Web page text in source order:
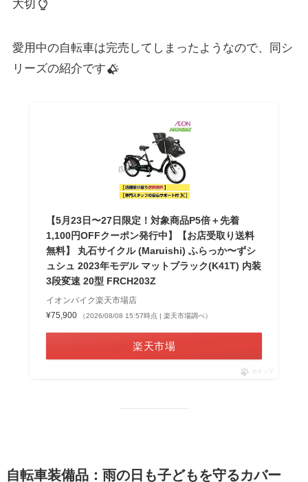
大切
愛用中の自転車は完売してしまったようなので、同シ
リーズの紹介です
【5月23日〜27日限定！対象商品P5倍＋先着
1,100円OFFクーポン発行中】【お店受取り送料
無料】 丸石サイクル (Maruishi) ふらっか〜ずシ
ュシュ 2023年モデル マットブラック(K41T) 内装
3段変速 20型 FRCH203Z
イオンバイク楽天市場店
¥75,900
（2026/08/08 15:57時点 | 楽天市場調べ）
楽天市場
ポチップ
自転車装備品：雨の日も子どもを守るカバー